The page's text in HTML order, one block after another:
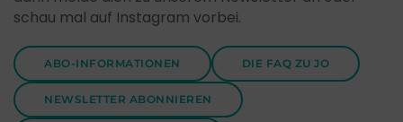
schau mal auf Instagram vorbei.
ABO-INFORMATIONEN DIE FAQ ZU JO
NEWSLETTER ABONNIEREN